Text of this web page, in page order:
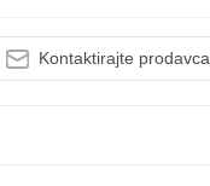
Kontaktirajte prodavca